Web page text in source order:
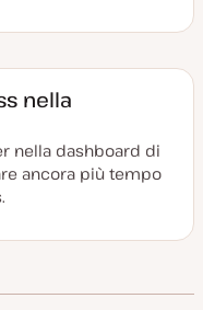
nella
nella dashboard di
ancora più tempo